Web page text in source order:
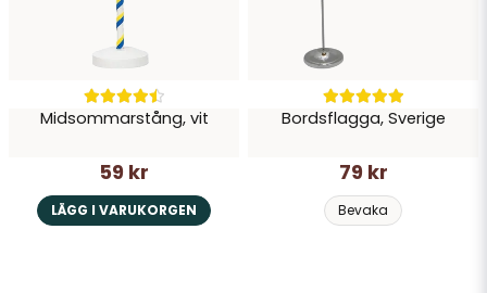
Midsommarstång, vit
59 kr
LÄGG I VARUKORGEN
Bordsflagga, Sverige
79 kr
Bevaka